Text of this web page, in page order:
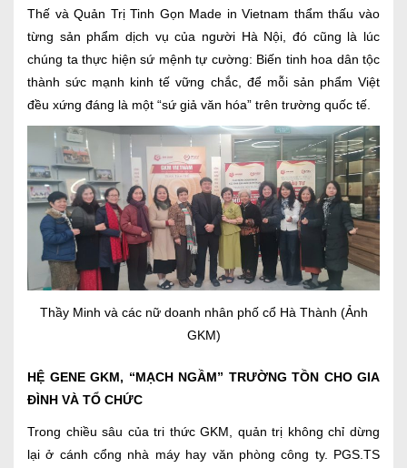
Thế và Quản Trị Tinh Gọn Made in Vietnam thẩm thấu vào
từng sản phẩm dịch vụ của người Hà Nội, đó cũng là lúc
chúng ta thực hiện sứ mệnh tự cường: Biến tinh hoa dân tộc
thành sức mạnh kinh tế vững chắc, để mỗi sản phẩm Việt
đều xứng đáng là một “sứ giả văn hóa” trên trường quốc tế.
Thầy Minh và các nữ doanh nhân phố cổ Hà Thành (Ảnh
GKM)
HỆ GENE GKM, “MẠCH NGẦM” TRƯỜNG TỒN CHO GIA
ĐÌNH VÀ TỔ CHỨC
Trong chiều sâu của tri thức GKM, quản trị không chỉ dừng
lại ở cánh cổng nhà máy hay văn phòng công ty. PGS.TS